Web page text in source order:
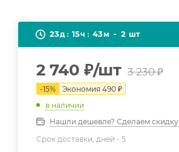
23д 15ч 43м 2 шт
2 740 ₽/шт 3 230₽
-15% Экономия 490 ₽
в наличии
Нашли дешевле? Сделаем скидку
Срок доставки, дней - 5